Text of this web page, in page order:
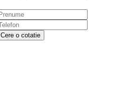
Cere o cotatie